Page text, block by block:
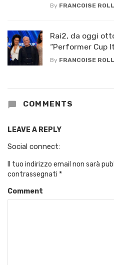
By FRANCOISE
Rai2, da oggi
“Performer Cup
By FRANCOISE
COMMENTS
LEAVE A REPLY
Social connect:
Il tuo indirizzo email non sarà
contrassegnati *
Comment